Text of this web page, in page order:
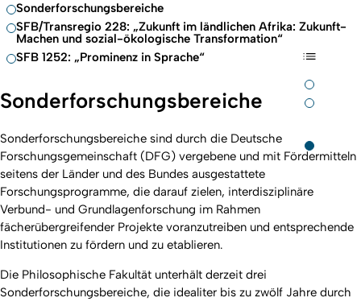
Sonderforschungsbereiche
SFB/Transregio 228: „Zukunft im ländlichen Afrika: Zukunft-
Machen und sozial-ökologische Transformation“
SFB 1252: „Prominenz in Sprache“
Sonderforschungsbereiche
Sonderforschungsbereiche sind durch die Deutsche
Forschungsgemeinschaft (DFG) vergebene und mit Fördermitteln
seitens der Länder und des Bundes ausgestattete
Forschungsprogramme, die darauf zielen, interdisziplinäre
Verbund- und Grundlagenforschung im Rahmen
fächerübergreifender Projekte voranzutreiben und entsprechende
Institutionen zu fördern und zu etablieren.
Die Philosophische Fakultät unterhält derzeit drei
Sonderforschungsbereiche, die idealiter bis zu zwölf Jahre durch